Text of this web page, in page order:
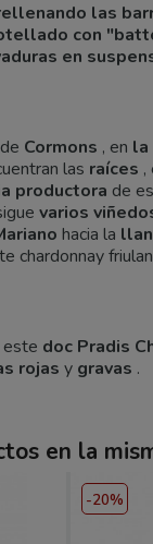
las
con
en
Cormons , en la
las raíces ,
productora de
varios
hacia la
chardonnay
este doc Pradis
rojas y gravas .
en la
-20%